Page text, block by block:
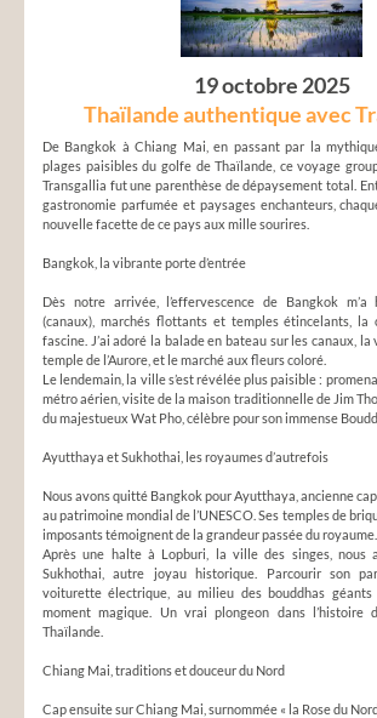
19 octobre 2025
Thaïlande authentique avec
De Bangkok à Chiang Mai, en passant par la
plages paisibles du golfe de Thaïlande, ce voyage
Transgallia fut une parenthèse de dépaysement total.
gastronomie parfumée et paysages enchanteurs,
nouvelle facette de ce pays aux mille sourires.
Bangkok, la vibrante porte d’entrée
Dès notre arrivée, l’effervescence de Bangkok m’a
(canaux), marchés flottants et temples étincelants, la
fascine. J’ai adoré la balade en bateau sur les canaux,
temple de l’Aurore, et le marché aux fleurs coloré.
Le lendemain, la ville s’est révélée plus paisible :
métro aérien, visite de la maison traditionnelle de Jim
du majestueux Wat Pho, célèbre pour son immense
Ayutthaya et Sukhothai, les royaumes d’autrefois
Nous avons quitté Bangkok pour Ayutthaya, ancienne
au patrimoine mondial de l’UNESCO. Ses temples de
imposants témoignent de la grandeur passée du royaume.
Après une halte à Lopburi, la ville des singes, nous
Sukhothai, autre joyau historique. Parcourir son
voiturette électrique, au milieu des bouddhas
moment magique. Un vrai plongeon dans l’histoire
Thaïlande.
Chiang Mai, traditions et douceur du Nord
Cap ensuite sur Chiang Mai, surnommée « la Rose du Nord